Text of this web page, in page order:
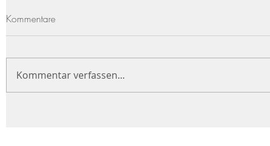
Kommentare
Kommentar verfassen...